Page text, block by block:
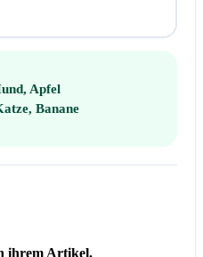
Apfel
Banane
ihrem Artikel.